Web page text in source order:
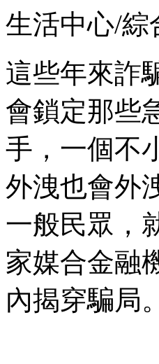
生活中心/綜
這些年來詐
會鎖定那些
手，一個不
外洩也會外
一般民眾，
家媒合金融
內揭穿騙局。